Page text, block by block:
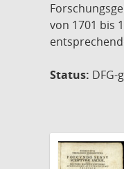
von 1701 bis
Status: